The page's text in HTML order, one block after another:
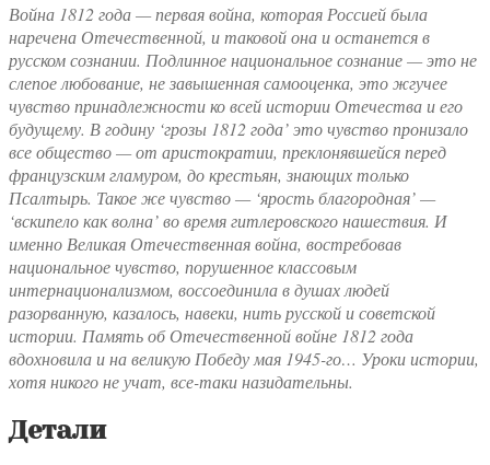
Война 1812 года — первая война, которая Россией была
наречена Отечественной, и таковой она и останется в
русском сознании. Подлинное национальное сознание — это не
слепое любование, не завышенная самооценка, это жгучее
чувство принадлежности ко всей истории Отечества и его
будущему. В годину ‘грозы 1812 года’ это чувство пронизало
все общество — от аристократии, преклонявшейся перед
французским гламуром, до крестьян, знающих только
Псалтырь. Такое же чувство — ‘ярость благородная’ —
‘вскипело как волна’ во время гитлеровского нашествия. И
именно Великая Отечественная война, востребовав
национальное чувство, порушенное классовым
интернационализмом, воссоединила в душах людей
разорванную, казалось, навеки, нить русской и советской
истории. Память об Отечественной войне 1812 года
вдохновила и на великую Победу мая 1945-го… Уроки истории,
хотя никого не учат, все-таки назидательны.
Детали